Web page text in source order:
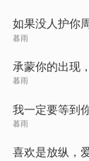
如果没人护你
暮雨
承蒙你的出现
暮雨
我一定要等到
暮雨
喜欢是放纵，